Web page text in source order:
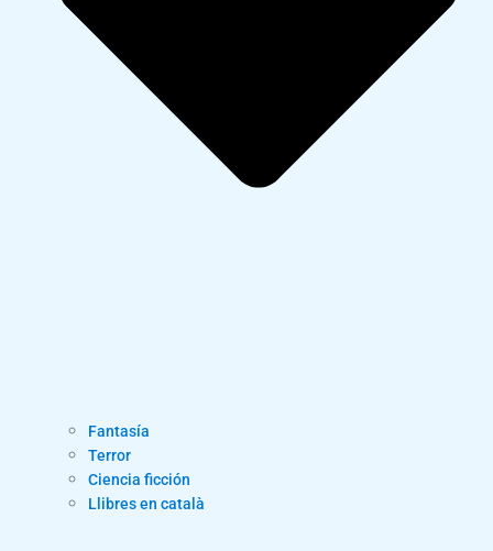
Fantasía
Terror
Ciencia ficción
Llibres en català